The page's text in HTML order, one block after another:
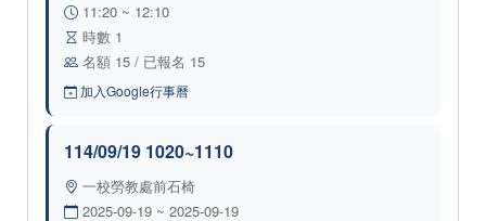
11:20 ~ 12:10
時數 1
名額 15 / 已報名 15
加入Google行事曆
114/09/19 1020~1110
一校勞教處前石椅
2025-09-19 ~ 2025-09-19